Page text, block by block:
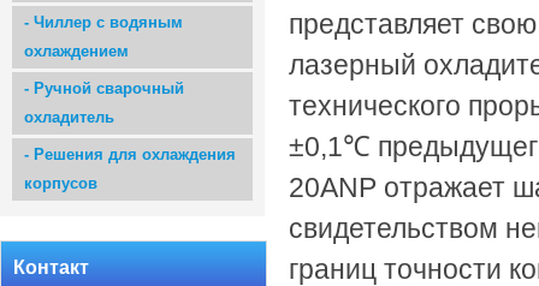
- Чиллер с водяным
охлаждением
- Ручной сварочный
охладитель
- Решения для охлаждения
корпусов
Контакт
представляет
лазерный
технического
±0,1℃
20ANP отражает
свидетельством
границ точности